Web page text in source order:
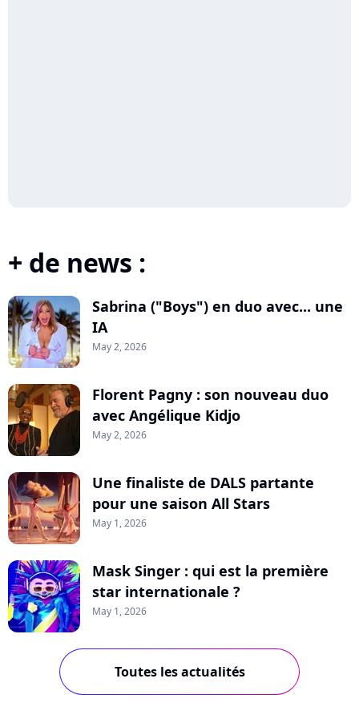
+ de news :
Sabrina ("Boys") en duo avec... une
IA
May 2, 2026
Florent Pagny : son nouveau duo
avec Angélique Kidjo
May 2, 2026
Une finaliste de DALS partante
pour une saison All Stars
May 1, 2026
Mask Singer : qui est la première
star internationale ?
May 1, 2026
Toutes les actualités